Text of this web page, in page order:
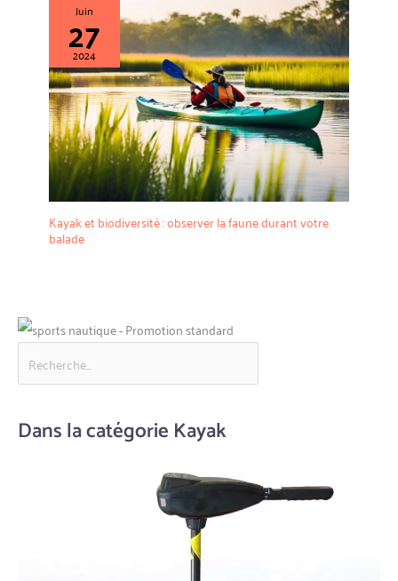
Juin
27
2024
Kayak et biodiversité : observer la faune durant votre
balade
Dans la catégorie Kayak